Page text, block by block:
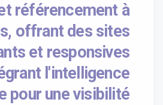
référencement à
offrant des sites
et responsives
l'intelligence
pour une visibilité